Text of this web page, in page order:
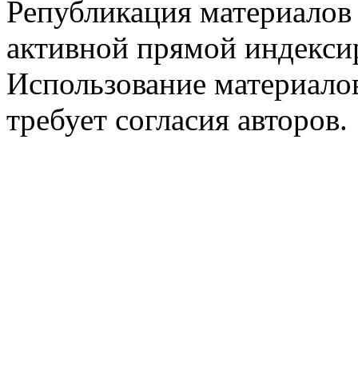
Републикация
активной прямой
Использование
требует согласия авторов.